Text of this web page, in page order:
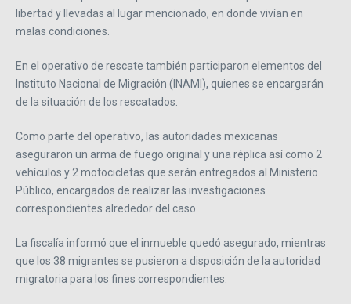
libertad y llevadas al lugar mencionado, en donde vivían en
malas condiciones.
En el operativo de rescate también participaron elementos del
Instituto Nacional de Migración (INAMI), quienes se encargarán
de la situación de los rescatados.
Como parte del operativo, las autoridades mexicanas
aseguraron un arma de fuego original y una réplica así como 2
vehículos y 2 motocicletas que serán entregados al Ministerio
Público, encargados de realizar las investigaciones
correspondientes alrededor del caso.
La fiscalía informó que el inmueble quedó asegurado, mientras
que los 38 migrantes se pusieron a disposición de la autoridad
migratoria para los fines correspondientes.